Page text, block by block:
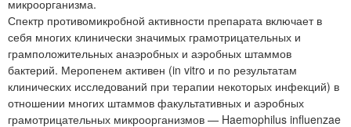
микроорганизма.
Спектр противомикробной активности препарата включает в
себя многих клинически значимых грамотрицательных и
грамположительных анаэробных и аэробных штаммов
бактерий. Меропенем активен (in vitro и по результатам
клинических исследований при терапии некоторых инфекций) в
отношении многих штаммов факультативных и аэробных
грамотрицательных микроорганизмов — Haemophilus influenzae